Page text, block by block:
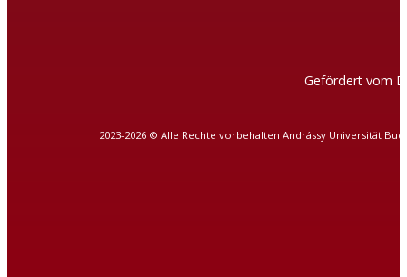
Gefördert vom
2023-2026 © Alle Rechte vorbehalten Andrássy Universität